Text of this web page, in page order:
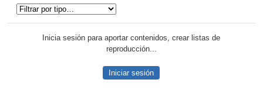
Inicia sesión para aportar contenidos, crear listas de
reproducción...
Iniciar sesión